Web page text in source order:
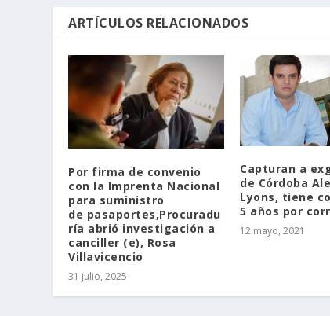
ARTÍCULOS RELACIONADOS
Por firma de convenio
con la Imprenta Nacional
para suministro
de pasaportes,Procuradu
ría abrió investigación a
canciller (e), Rosa
Villavicencio
31 julio, 2025
Capturan a
de Córdoba
Lyons, tiene
5 años por
12 mayo, 2021